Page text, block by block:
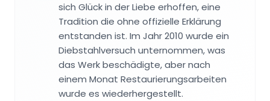
sich Glück in der Liebe erhoffen, eine
Tradition die ohne offizielle Erklärung
entstanden ist. Im Jahr 2010 wurde ein
Diebstahlversuch unternommen, was
das Werk beschädigte, aber nach
einem Monat Restaurierungsarbeiten
wurde es wiederhergestellt.